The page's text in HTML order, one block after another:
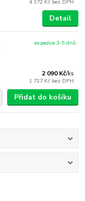
4 372 Kč bez DPH
Detail
2 090 Kč/ks
1 727 Kč bez DPH
expedice 3-5 dnů
Přidat do košíku